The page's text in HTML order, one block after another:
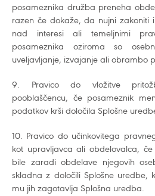
posameznika družba preneha
razen če dokaže, da nujni zakoniti
nad interesi ali temeljnimi
posameznika oziroma so
uveljavljanje, izvajanje ali obrambo
9. Pravico do vložitve
pooblaščencu, če posameznik
podatkov krši določila Splošne
10. Pravico do učinkovitega
kot upravljavca ali obdelovalca,
bile zaradi obdelave njegovih
skladna z določili Splošne uredbe,
mu jih zagotavlja Splošna uredba.